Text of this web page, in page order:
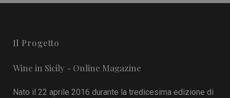
Il Progetto
Wine in Sicily - Online Magazine
Nato il 22 aprile 2016 durante la tredicesima edizione di